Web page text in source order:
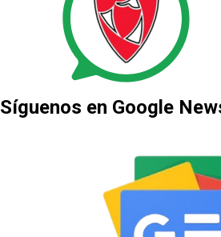
Síguenos en Google